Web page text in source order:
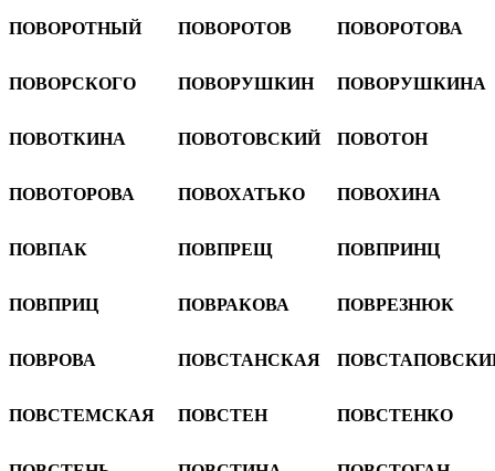
ПОВОРОТНЫЙ ПОВОРОТОВ ПОВОРОТОВА
ПОВОРСКОГО ПОВОРУШКИН ПОВОРУШКИНА
ПОВОТКИНА ПОВОТОВСКИЙ ПОВОТОН
ПОВОТОРОВА ПОВОХАТЬКО ПОВОХИНА
ПОВПАК ПОВПРЕЩ ПОВПРИНЦ
ПОВПРИЦ ПОВРАКОВА ПОВРЕЗНЮК
ПОВРОВА ПОВСТАНСКАЯ
ПОВСТЕМСКАЯ ПОВСТЕН ПОВСТЕНКО